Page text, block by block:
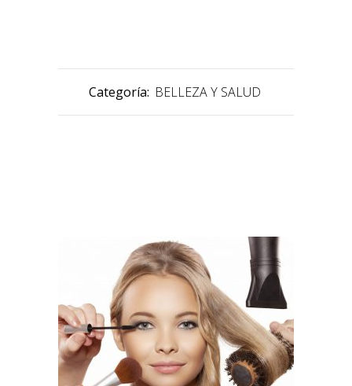
Categoría: BELLEZA Y SALUD